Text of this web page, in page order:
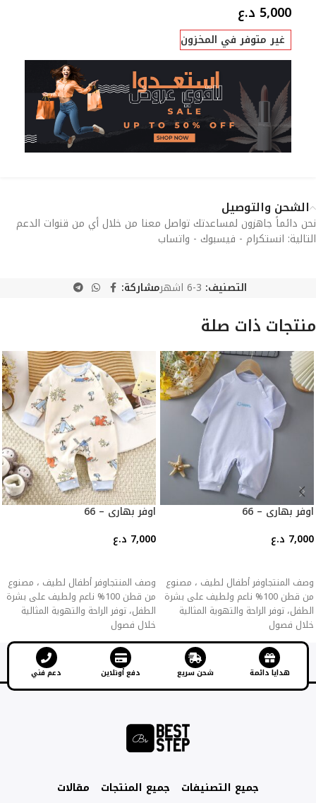
5,000 د.ع
غير متوفر في المخزون
الشحن والتوصيل
نحن دائماً جاهزون لمساعدتك تواصل معنا من خلال أي من قنوات الدعم
التالية: انستكرام - فيسبوك - واتساب
التصنيف: 3-6 اشهر مشاركة:
منتجات ذات صلة
اوفر بهاري – 66
7,000 د.ع
وصف المنتجاوفر أطفال لطيف ، مصنوع
من قطن 100% ناعم ولطيف على بشرة
الطفل، توفر الراحة والتهوية المثالية
خلال فصول
اوفر بهاري – 66
7,000 د.ع
وصف المنتجاوفر أطفال لطيف ، مصنوع
من قطن 100% ناعم ولطيف على بشرة
الطفل، توفر الراحة والتهوية المثالية
خلال فصول
هدايا دائمة شحن سريع دفع أونلاين دعم فني
جميع التصنيفات جميع المنتجات مقالات